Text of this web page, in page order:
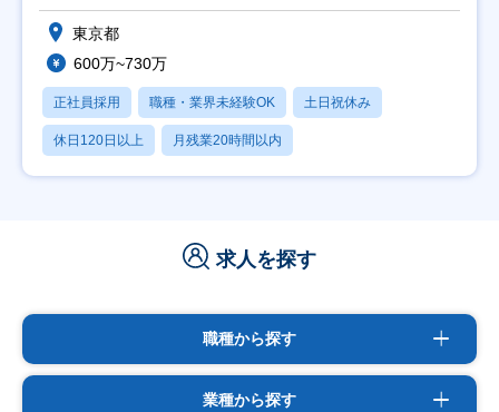
東京都
600万~730万
正社員採用 職種・業界未経験OK 土日祝休み
休日120日以上 月残業20時間以内
求人を探す
職種から探す
業種から探す